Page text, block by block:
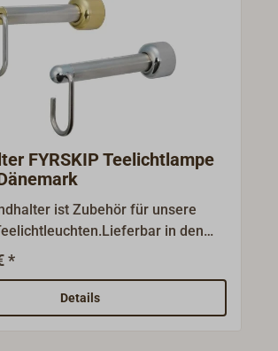
FYRSKIP Teelichtlampe
ist Zubehör für unsere
in den
CLASSIC: hochglanz
und Edelstahl oder
polierter Edelstahl.
*
Details